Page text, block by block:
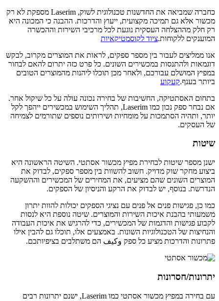
כחברה שמביאה את החדשנות טכנולוגית לשוק, Laserim מספקת לא רק
מכשור אלא גם תמיכה מקצועית, ייעוץ והדרכות. ההבנה כי המכונה היא
רק חלק מההצלחה העסקית נוגעת לכל מרכיבי השירות וההכשרה
המוענקים ללקוחות.ציוד לקוסמטיקאיות
אנו ממליצים לעבור בין מספר ספקים, לראות את המוצרים מקרוב, לבקש
דוגמאות ולהתנסות במכשירים השונים. כל פרט כזה יתרום להאם לבחור
במפיץ המושלם עבורכם, ולאחר מכן תוכלו ליהנות מהמוצרים הטובים
ביותר בענף.קעקוע
בתחום האסתטיקה, החשיבות של בחירה נכונה עולה על כל שיקול אחר.
אם נבחר ספק נכון כמו Laserim, תהליך השימוש במכשירים ייהפך לקל
יותר, ותהיה הסתמכות על מומחיות ושירותים נוספים שתורמים לצמיחה
של העסקים.
שיטות
ישנן מספר שיטות לבחירת מפיץ מכשור אסתטי. השיטה הראשונה היא
ביצוע מחקר שוק מדויק. חשוב להשוות בין מספר ספקים, לבדוק את
המוצרים השונים שהם מציעים, את המחירים של המכשירים וההשקעה
הנדרשת. בנוסף, יש לבדוק את הרקע והניסיון של הספקים.
כמו כן, פגישות פנים אל פנים עם נציגי הספקים יכולות להוות יתרון
משמעותי בהבנת איכות השירות והמוצרים. שיטה נוספת היא לנסות
לקבוע פגישות והדגמות של המכשירים, כדי להרגיש את איכות העבודה
והנחיצות של הטכנולוגיות השונות. באמצעים אלו, תוכלו גם להבין אילו
פתרונות והדרכות מציע כל ספק وكيف הם משתלבים בציפיותכם.
יתרונות/חסרונות
עם בחירה במפיץ מכשור אסתטי כמו Laserim, ישנם יתרונות רבים